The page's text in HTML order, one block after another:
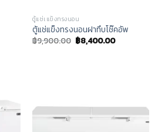
ตู้แช่เแข็งทรงนอน
ตู้แช่แข็งทรงนอนฝาทึบโช๊คอัพ
฿9,900.00 ฿8,400.00